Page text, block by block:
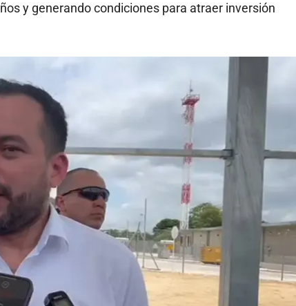
y generando condiciones para atraer inversión